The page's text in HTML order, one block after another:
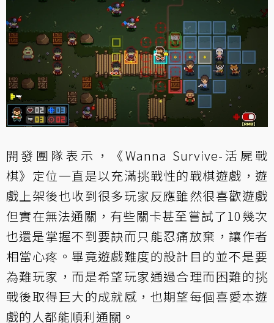
開發團隊表示，《Wanna Survive-活屍戰
棋》定位一直是以充滿挑戰性的戰棋遊戲，遊
戲上架後也收到很多玩家反應雖然很喜歡遊戲
但實在無法通關，有些關卡甚至嘗試了10幾次
也還是掌握不到要訣而只能忍痛放棄，讓作者
相當心疼。畢竟遊戲難度的設計目的並不是要
為難玩家，而是希望玩家通過合理而困難的挑
戰後取得巨大的成就感，也期望每個喜愛本遊
戲的人都能順利通關。